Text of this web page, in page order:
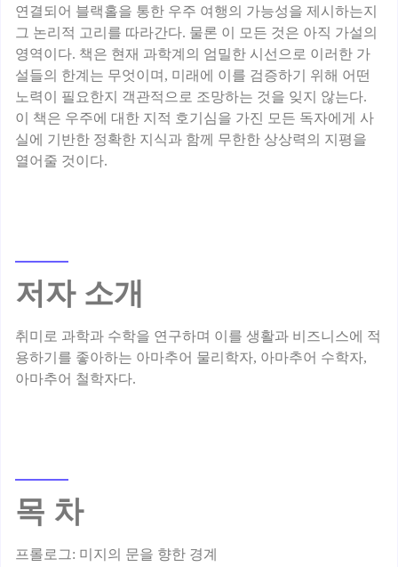
연결되어 블랙홀을 통한 우주 여행의 가능성을 제시하는지
그 논리적 고리를 따라간다. 물론 이 모든 것은 아직 가설의
영역이다. 책은 현재 과학계의 엄밀한 시선으로 이러한 가
설들의 한계는 무엇이며, 미래에 이를 검증하기 위해 어떤
노력이 필요한지 객관적으로 조망하는 것을 잊지 않는다.
이 책은 우주에 대한 지적 호기심을 가진 모든 독자에게 사
실에 기반한 정확한 지식과 함께 무한한 상상력의 지평을
저자 소개
취미로 과학과 수학을 연구하며 이를 생활과 비즈니스에 적
용하기를 좋아하는 아마추어 물리학자, 아마추어 수학자,
목 차
프롤로그: 미지의 문을 향한 경계